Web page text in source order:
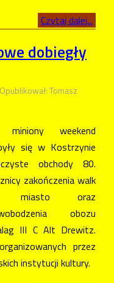
Czytaj dalej...
dobiegły
Opublikował: Tomasz
weekend
się w Kostrzynie
obchody 80.
zakończenia walk
oraz
obozu
III C Alt Drewitz.
przez
instytucji kultury.